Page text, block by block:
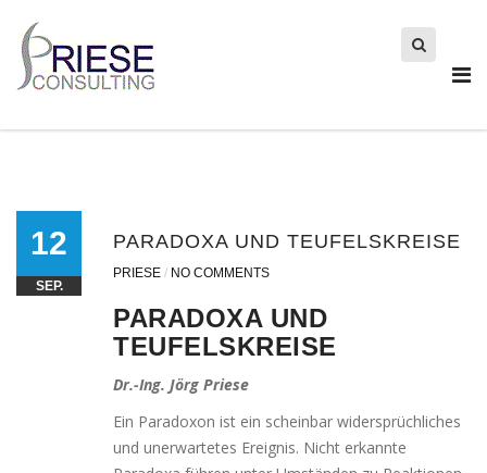
Search
for:
12
SEP.
PARADOXA UND TEUFELSKREISE
PRIESE / NO COMMENTS
PARADOXA UND
TEUFELSKREISE
Dr.-Ing. Jörg Priese
Ein Paradoxon ist ein schein­bar wider­sprüch­li­ches
und uner­war­te­tes Ereignis. Nicht erkann­te